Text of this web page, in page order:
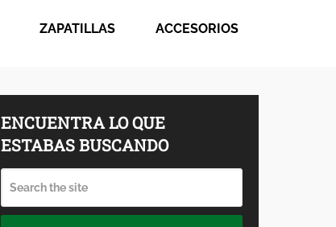
ZAPATILLAS ACCESORIOS
ENCUENTRA LO QUE
ESTABAS BUSCANDO